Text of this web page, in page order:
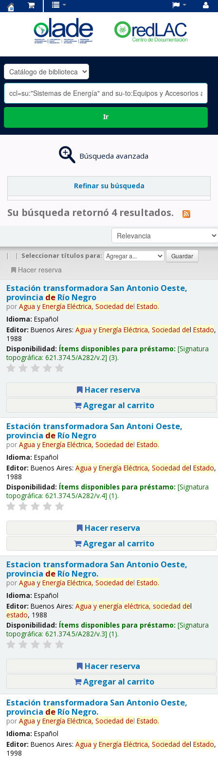
OLADE
-
Ir
Búsqueda avanzada
Refinar su búsqueda
Su búsqueda retornó 4 resultados.
| | Seleccionar títulos para:
Hacer reserva
Estación transformadora San Antonio Oeste,
provincia deRío Negro
por Agua y Energía Eléctrica, Sociedad del Estado.
Idioma: Español
Editor: Buenos Aires: Agua y Energía Eléctrica, Sociedad del Estado,
1988
Disponibilidad: Ítems disponibles para préstamo: Signatura
topográfica: 621.374.5/A282/v.2 (3).
Hacer reserva
Agregar al carrito
Estación transformadora San Antoni Oeste,
provincia deRío Negro
por Agua y Energía Eléctrica, Sociedad del Estado.
Idioma: Español
Editor: Buenos Aires: Agua y Energía Eléctrica, Sociedad del Estado,
1988
Disponibilidad: Ítems disponibles para préstamo: Signatura
topográfica: 621.374.5/A282/v.4 (1).
Hacer reserva
Agregar al carrito
Estacion transformadora San Antonio Oeste,
provincia deRío Negro.
por Agua y Energía Eléctrica, Sociedad del Estado.
Idioma: Español
Editor: Buenos Aires: Agua y energía eléctrica, sociedad del
estado, 1988
Disponibilidad: Ítems disponibles para préstamo: Signatura
topográfica: 621.374.5/A282/v.3 (1).
Hacer reserva
Agregar al carrito
Estación transformadora San Antonio Oeste,
provincia deRío Negro.
por Agua y Energía Eléctrica, Sociedad del Estado.
Idioma: Español
Editor: Buenos Aires: Agua y Energía Eléctrica, Sociedad del Estado,
1998